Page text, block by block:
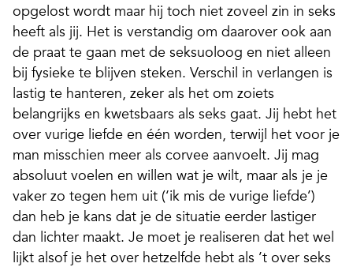
opgelost wordt maar hij toch niet zoveel zin in seks
heeft als jij. Het is verstandig om daarover ook aan
de praat te gaan met de seksuoloog en niet alleen
bij fysieke te blijven steken. Verschil in verlangen is
lastig te hanteren, zeker als het om zoiets
belangrijks en kwetsbaars als seks gaat. Jij hebt het
over vurige liefde en één worden, terwijl het voor je
man misschien meer als corvee aanvoelt. Jij mag
absoluut voelen en willen wat je wilt, maar als je je
vaker zo tegen hem uit (‘ik mis de vurige liefde’)
dan heb je kans dat je de situatie eerder lastiger
dan lichter maakt. Je moet je realiseren dat het wel
lijkt alsof je het over hetzelfde hebt als ’t over seks